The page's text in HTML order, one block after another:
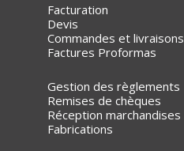
Facturation
Devis
Commandes et livraisons
Factures Proformas
Gestion des règlements
Remises de chèques
Réception marchandises
Fabrications